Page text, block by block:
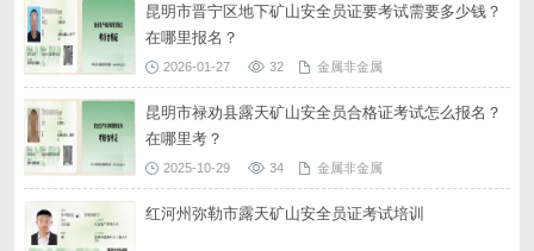
昆明市晋宁区地下矿山安全员证要考试需要多少钱？
在哪里报名？
2026-01-27 32 金属非金属
昆明市禄劝县露天矿山安全员合格证考试怎么报名？
在哪里考？
2025-10-29 34 金属非金属
红河州弥勒市露天矿山安全员证考试培训